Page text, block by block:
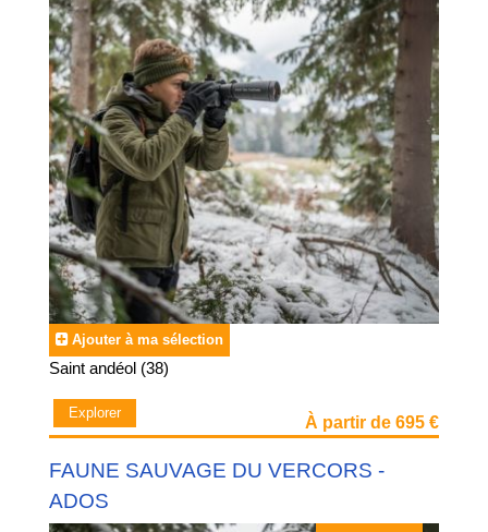
station de ski dans des villages de montagne en
altitude . Au choix des destinations, lesAlpesou les
Pyrénées.
Cap Juniors fourni le décor, la montagne, les activités. Les
enfants écriront l'histoire.
Et si toi aussi tu veuxpasser ton Ourson, ton Flocon ou ta
1ère Etoile, alors inscris toi vite.
"La neige… ça te gagne !"
Ajouter à ma sélection
Saint andéol (38)
Explorer
À partir de 695 €
FAUNE SAUVAGE DU VERCORS -
ADOS